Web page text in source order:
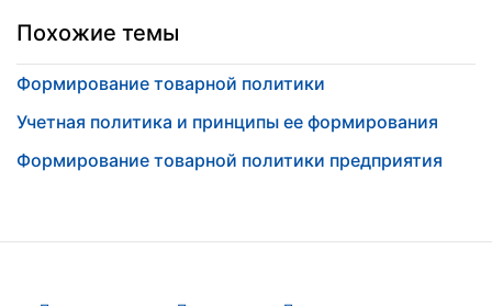
Похожие темы
Формирование товарной политики
Учетная политика и принципы ее формирования
Формирование товарной политики предприятия